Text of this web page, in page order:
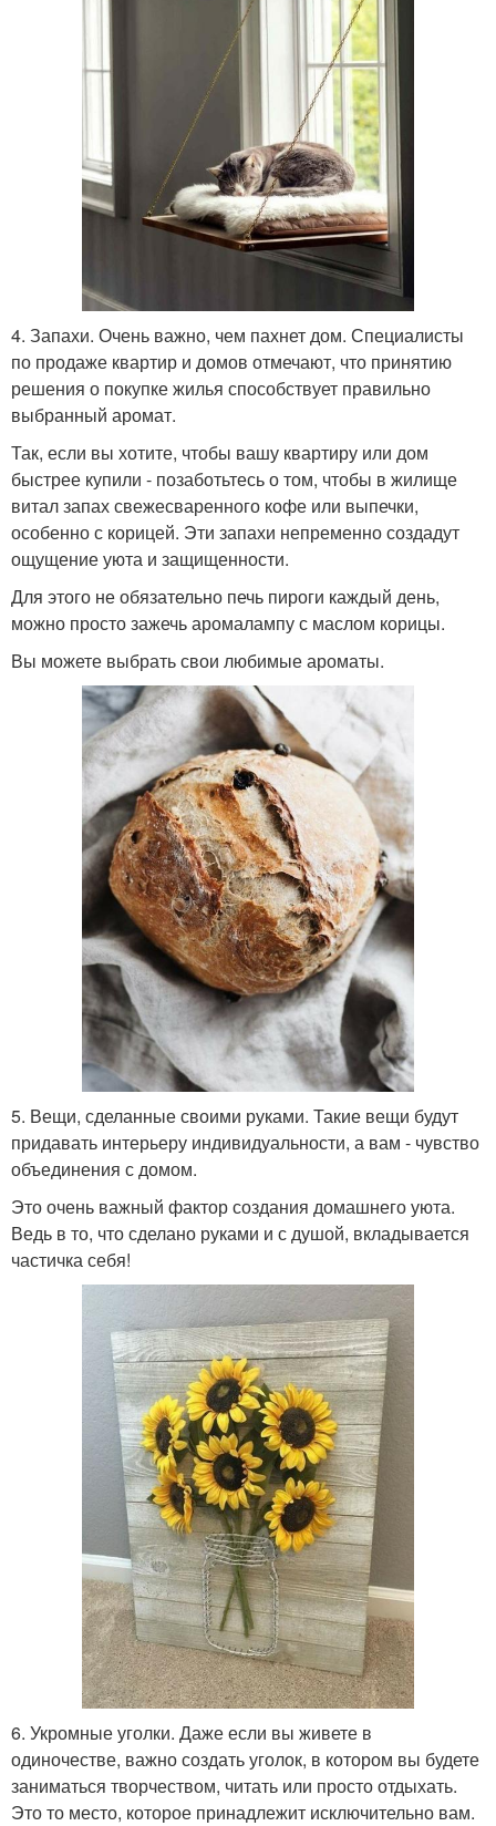
4. Запахи. Очень важно, чем пахнет дом. Специалисты
по продаже квартир и домов отмечают, что принятию
решения о покупке жилья способствует правильно
выбранный аромат.
Так, если вы хотите, чтобы вашу квартиру или дом
быстрее купили - позаботьтесь о том, чтобы в жилище
витал запах свежесваренного кофе или выпечки,
особенно с корицей. Эти запахи непременно создадут
ощущение уюта и защищенности.
Для этого не обязательно печь пироги каждый день,
можно просто зажечь аромалампу с маслом корицы.
Вы можете выбрать свои любимые ароматы.
5. Вещи, сделанные своими руками. Такие вещи будут
придавать интерьеру индивидуальности, а вам - чувство
объединения с домом.
Это очень важный фактор создания домашнего уюта.
Ведь в то, что сделано руками и с душой, вкладывается
частичка себя!
6. Укромные уголки. Даже если вы живете в
одиночестве, важно создать уголок, в котором вы будете
заниматься творчеством, читать или просто отдыхать.
Это то место, которое принадлежит исключительно вам.